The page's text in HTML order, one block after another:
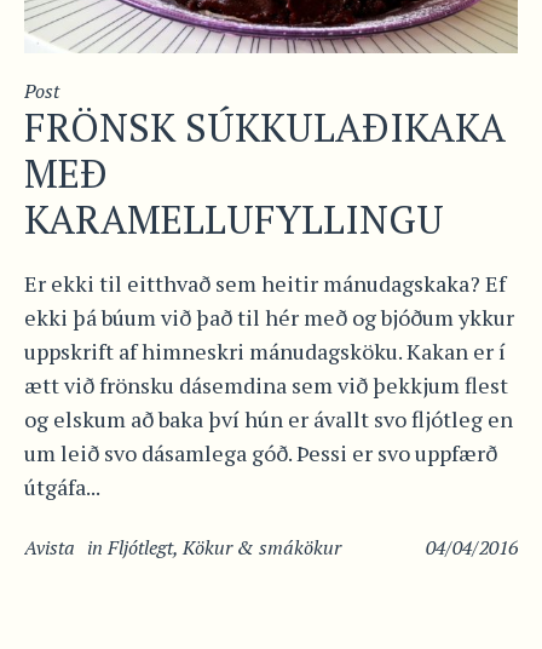
Post
FRÖNSK SÚKKULAÐIKAKA
MEÐ
KARAMELLUFYLLINGU
Er ekki til eitthvað sem heitir mánudagskaka? Ef
ekki þá búum við það til hér með og bjóðum ykkur
uppskrift af himneskri mánudagsköku. Kakan er í
ætt við frönsku dásemdina sem við þekkjum flest
og elskum að baka því hún er ávallt svo fljótleg en
um leið svo dásamlega góð. Þessi er svo uppfærð
útgáfa...
04/04/2016
Avista inFljótlegt,Kökur & smákökur